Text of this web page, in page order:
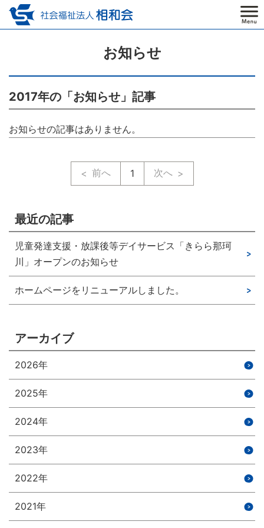
お知らせ
2017年の「お知らせ」記事
お知らせの記事はありません。
前へ 1 次へ
最近の記事
児童発達支援・放課後等デイサービス「きらら那珂
川」オープンのお知らせ
ホームページをリニューアルしました。
アーカイブ
2026年
2025年
2024年
2023年
2022年
2021年